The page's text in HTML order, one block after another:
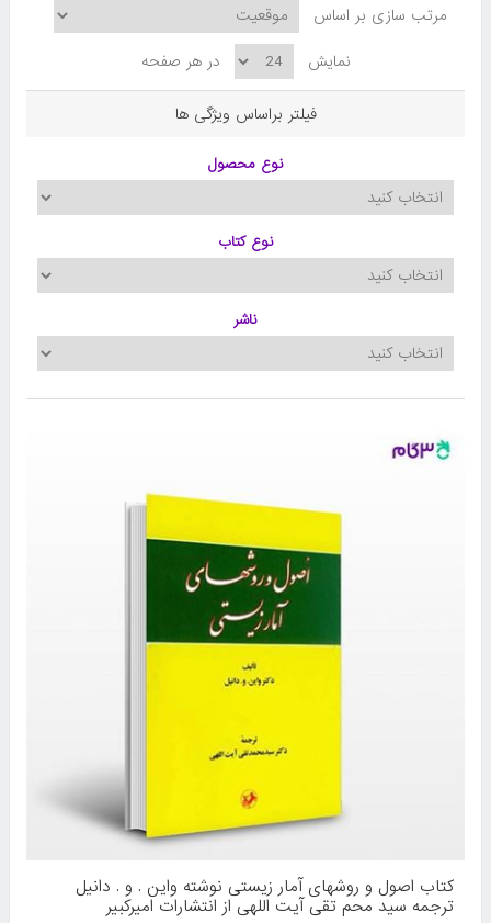
مرتب سازی بر اساس
نمایش
در هر صفحه
فیلتر براساس ویژگی ها
نوع محصول
نوع کتاب
ناشر
کتاب اصول و روشهای آمار زیستی نوشته واین . و . دانیل
ترجمه سید محم تقی آیت اللهی از انتشارات امیرکبیر